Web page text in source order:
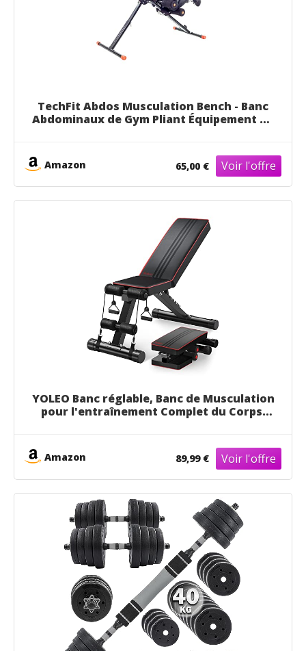
TechFit Abdos Musculation Bench - Banc
Abdominaux de Gym Pliant Équipement de
Amazon 65,00 €
YOLEO Banc réglable, Banc de Musculation
pour l'entraînement Complet du Corps,
Amazon 89,99 €